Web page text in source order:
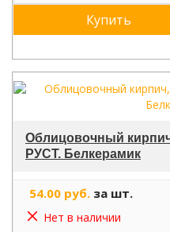
Купить
Облицовочный
РУСТ. Белкерамик
54.00 руб. за шт.
Нет в наличии